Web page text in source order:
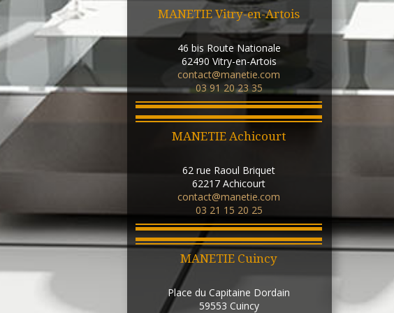
MANETIE Vitry-en-Artois
46 bis Route Nationale
62490 Vitry-en-Artois
contact@manetie.com
03 91 20 23 35
MANETIE Achicourt
62 rue Raoul Briquet
62217 Achicourt
contact@manetie.com
03 21 15 20 25
MANETIE Cuincy
Place du Capitaine Dordain
59553 Cuincy